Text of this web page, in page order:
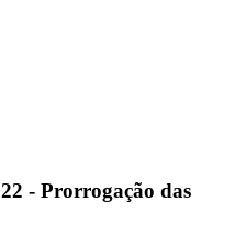
- Prorrogação das